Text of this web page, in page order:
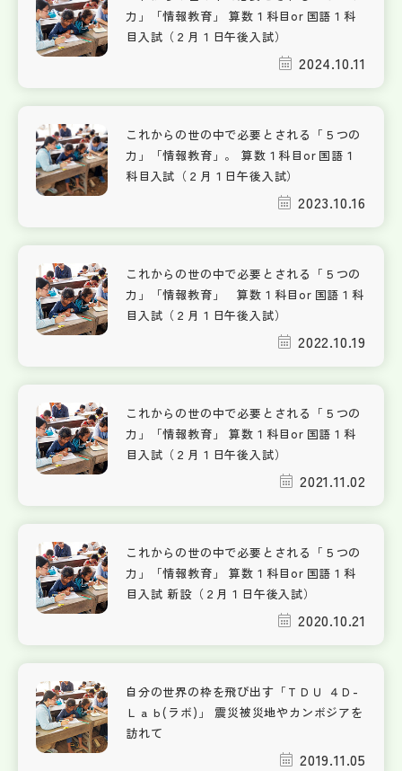
力」「情報教育」 算数１科目or 国語１科
目入試（２月１日午後入試）
2024.10.11
これからの世の中で必要とされる「５つの
力」「情報教育」。 算数１科目or 国語１
科目入試（２月１日午後入試）
2023.10.16
これからの世の中で必要とされる「５つの
力」「情報教育」 算数１科目or 国語１科
目入試（２月１日午後入試）
2022.10.19
これからの世の中で必要とされる「５つの
力」「情報教育」 算数１科目or 国語１科
目入試（２月１日午後入試）
2021.11.02
これからの世の中で必要とされる「５つの
力」「情報教育」 算数１科目or 国語１科
目入試 新設（２月１日午後入試）
2020.10.21
自分の世界の枠を飛び出す「ＴＤＵ ４Ｄ-
Ｌａｂ(ラボ)」 震災被災地やカンボジアを
訪れて
2019.11.05